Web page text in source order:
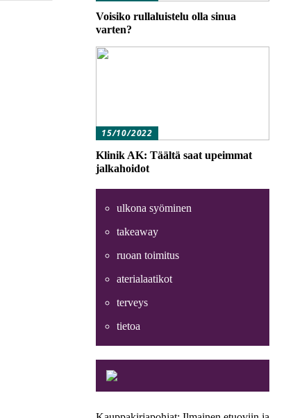
Voisiko rullaluistelu olla sinua
varten?
15/10/2022
Klinik AK: Täältä saat upeimmat
jalkahoidot
ulkona syöminen
takeaway
ruoan toimitus
aterialaatikot
terveys
tietoa